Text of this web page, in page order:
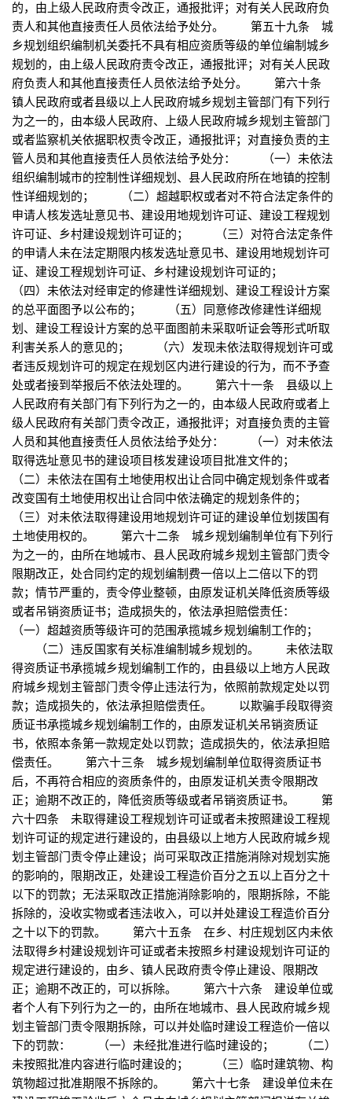
的，由上级人民政府责令改正，通报批评；对有关人民政府负
责人和其他直接责任人员依法给予处分。 第五十九条 城
乡规划组织编制机关委托不具有相应资质等级的单位编制城乡
规划的，由上级人民政府责令改正，通报批评；对有关人民政
府负责人和其他直接责任人员依法给予处分。 第六十条
镇人民政府或者县级以上人民政府城乡规划主管部门有下列行
为之一的，由本级人民政府、上级人民政府城乡规划主管部门
或者监察机关依据职权责令改正，通报批评；对直接负责的主
管人员和其他直接责任人员依法给予处分： （一）未依法
组织编制城市的控制性详细规划、县人民政府所在地镇的控制
性详细规划的； （二）超越职权或者对不符合法定条件的
申请人核发选址意见书、建设用地规划许可证、建设工程规划
许可证、乡村建设规划许可证的； （三）对符合法定条件
的申请人未在法定期限内核发选址意见书、建设用地规划许可
证、建设工程规划许可证、乡村建设规划许可证的；
（四）未依法对经审定的修建性详细规划、建设工程设计方案
的总平面图予以公布的； （五）同意修改修建性详细规
划、建设工程设计方案的总平面图前未采取听证会等形式听取
利害关系人的意见的； （六）发现未依法取得规划许可或
者违反规划许可的规定在规划区内进行建设的行为，而不予查
处或者接到举报后不依法处理的。 第六十一条 县级以上
人民政府有关部门有下列行为之一的，由本级人民政府或者上
级人民政府有关部门责令改正，通报批评；对直接负责的主管
人员和其他直接责任人员依法给予处分： （一）对未依法
取得选址意见书的建设项目核发建设项目批准文件的；
（二）未依法在国有土地使用权出让合同中确定规划条件或者
改变国有土地使用权出让合同中依法确定的规划条件的；
（三）对未依法取得建设用地规划许可证的建设单位划拨国有
土地使用权的。 第六十二条 城乡规划编制单位有下列行
为之一的，由所在地城市、县人民政府城乡规划主管部门责令
限期改正，处合同约定的规划编制费一倍以上二倍以下的罚
款；情节严重的，责令停业整顿，由原发证机关降低资质等级
或者吊销资质证书；造成损失的，依法承担赔偿责任：
（一）超越资质等级许可的范围承揽城乡规划编制工作的；
（二）违反国家有关标准编制城乡规划的。 未依法取
得资质证书承揽城乡规划编制工作的，由县级以上地方人民政
府城乡规划主管部门责令停止违法行为，依照前款规定处以罚
款；造成损失的，依法承担赔偿责任。 以欺骗手段取得资
质证书承揽城乡规划编制工作的，由原发证机关吊销资质证
书，依照本条第一款规定处以罚款；造成损失的，依法承担赔
偿责任。 第六十三条 城乡规划编制单位取得资质证书
后，不再符合相应的资质条件的，由原发证机关责令限期改
正；逾期不改正的，降低资质等级或者吊销资质证书。 第
六十四条 未取得建设工程规划许可证或者未按照建设工程规
划许可证的规定进行建设的，由县级以上地方人民政府城乡规
划主管部门责令停止建设；尚可采取改正措施消除对规划实施
的影响的，限期改正，处建设工程造价百分之五以上百分之十
以下的罚款；无法采取改正措施消除影响的，限期拆除，不能
拆除的，没收实物或者违法收入，可以并处建设工程造价百分
之十以下的罚款。 第六十五条 在乡、村庄规划区内未依
法取得乡村建设规划许可证或者未按照乡村建设规划许可证的
规定进行建设的，由乡、镇人民政府责令停止建设、限期改
正；逾期不改正的，可以拆除。 第六十六条 建设单位或
者个人有下列行为之一的，由所在地城市、县人民政府城乡规
划主管部门责令限期拆除，可以并处临时建设工程造价一倍以
下的罚款： （一）未经批准进行临时建设的； （二）
未按照批准内容进行临时建设的； （三）临时建筑物、构
筑物超过批准期限不拆除的。 第六十七条 建设单位未在